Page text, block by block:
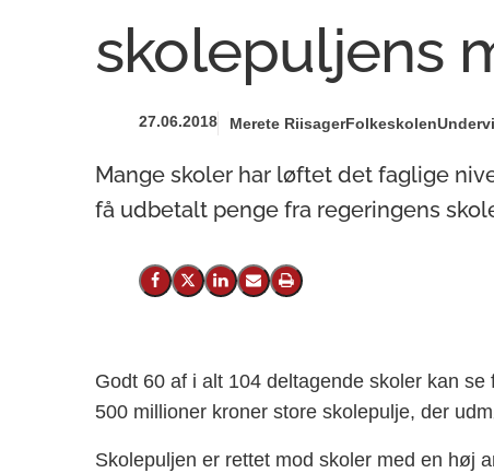
skolepuljens
27.06.2018 Merete RiisagerFolkeskolen
Mange skoler har løftet det faglige
få udbetalt penge fra regeringens
Del på Facebook
Del på X (Twitter)
Del på LinkedIn
Send email
Print
Godt 60 af i alt 104 deltagende skoler kan
500 millioner kroner store skolepulje, der
Skolepuljen er rettet mod skoler med en høj